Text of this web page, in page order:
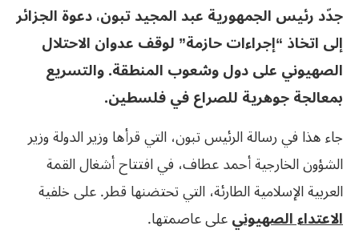
جدّد رئيس الجمهورية عبد المجيد تبون، دعوة الجزائر
إلى اتخاذ “إجراءات حازمة” لوقف عدوان الاحتلال
الصهيوني على دول وشعوب المنطقة. والتسريع
بمعالجة جوهرية للصراع في فلسطين.
جاء هذا في رسالة الرئيس تبون، التي قرأها وزير الدولة وزير
الشؤون الخارجية أحمد عطاف، في افتتاح أشغال القمة
العربية الإسلامية الطارئة، التي تحتضنها قطر. على خلفية
الاعتداء الصهيونيعلى عاصمتها.